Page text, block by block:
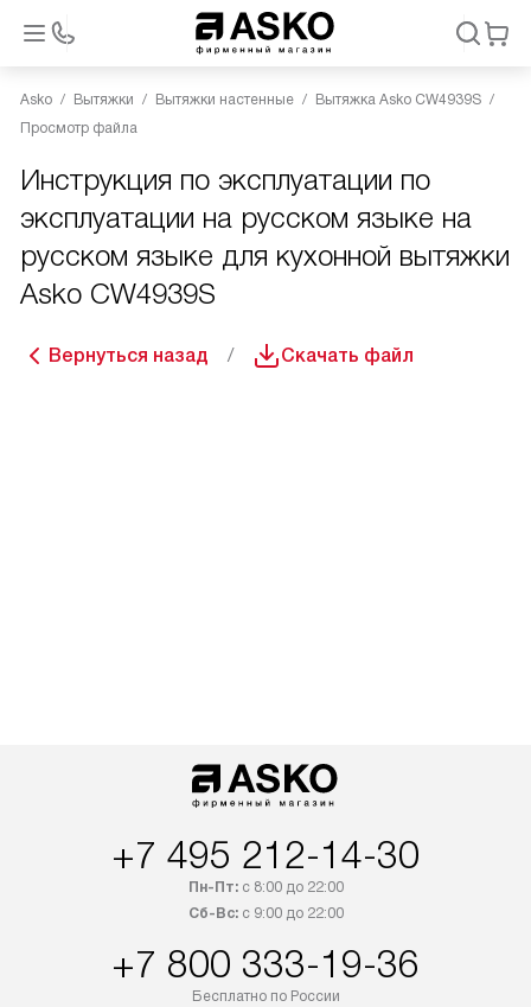
Asko Вытяжки Вытяжки настенные
Вытяжка Asko CW4939S
Просмотр файла
Инструкция по эксплуатации по
эксплуатации на русском языке на
русском языке для кухонной вытяжки
Asko CW4939S
Вернуться назад Скачать файл
+7 495 212-14-30
Пн-Пт:с 8:00 до 22:00
Сб-Вс:с 9:00 до 22:00
+7 800 333-19-36
Бесплатно по России